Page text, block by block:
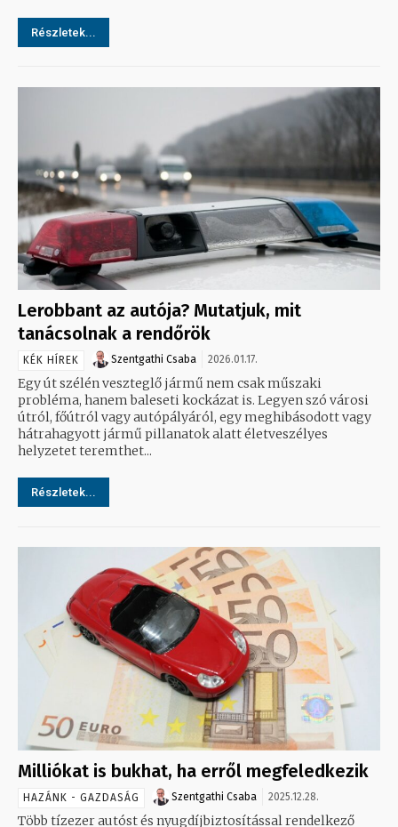
Részletek...
Lerobbant az autója? Mutatjuk, mit
tanácsolnak a rendőrök
KÉK HÍREK Szentgathi Csaba 2026.01.17.
Egy út szélén veszteglő jármű nem csak műszaki
probléma, hanem baleseti kockázat is. Legyen szó városi
útról, főútról vagy autópályáról, egy meghibásodott vagy
hátrahagyott jármű pillanatok alatt életveszélyes
helyzetet teremthet...
Részletek...
Milliókat is bukhat, ha erről megfeledkezik
HAZÁNK - GAZDASÁG Szentgathi Csaba 2025.12.28.
Több tízezer autóst és nyugdíjbiztosítással rendelkező